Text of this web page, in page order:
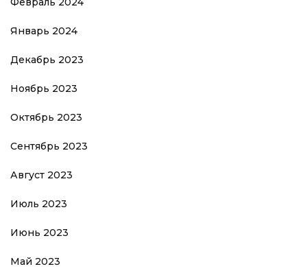
Январь 2024
Декабрь 2023
Ноябрь 2023
Октябрь 2023
Сентябрь 2023
Август 2023
Июль 2023
Июнь 2023
Май 2023